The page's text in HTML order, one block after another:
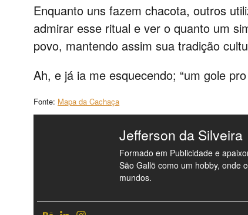
Enquanto uns fazem chacota, outros
admirar esse ritual e ver o quanto um
povo, mantendo assim sua tradição
Ah, e já ia me esquecendo; “um gole
Fonte: Mapa da Cachaça
Jefferson da Silveira
Formado em Publicidade e
São Gallö como um hobby, onde
mundos.